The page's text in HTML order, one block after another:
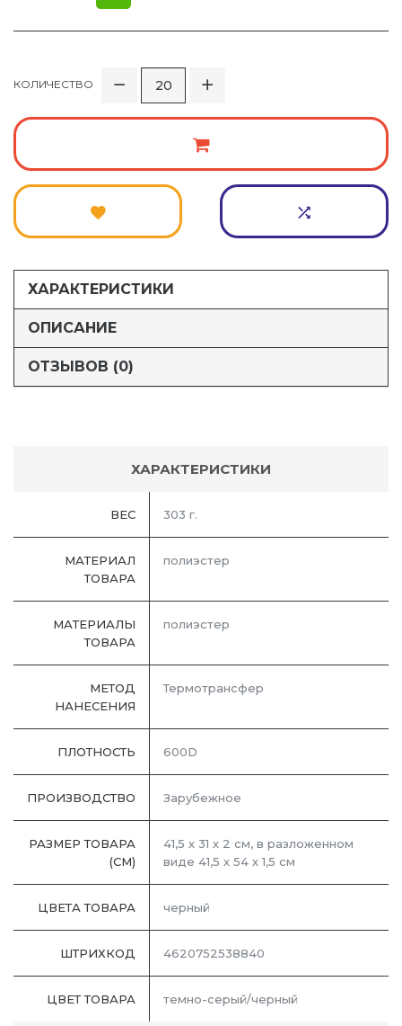
КОЛИЧЕСТВО
ХАРАКТЕРИСТИКИ
ОПИСАНИЕ
ОТЗЫВОВ (0)
ХАРАКТЕРИСТИКИ
ВЕС 303 г.
МАТЕРИАЛ
ТОВАРА
полиэстер
МАТЕРИАЛЫ
ТОВАРА
полиэстер
МЕТОД
НАНЕСЕНИЯ
Термотрансфер
ПЛОТНОСТЬ 600D
ПРОИЗВОДСТВО Зарубежное
РАЗМЕР ТОВАРА
(СМ)
41,5 х 31 х 2 см, в разложенном
виде 41,5 х 54 х 1,5 см
ЦВЕТА ТОВАРА черный
ШТРИХКОД 4620752538840
ЦВЕТ ТОВАРА темно-серый/черный